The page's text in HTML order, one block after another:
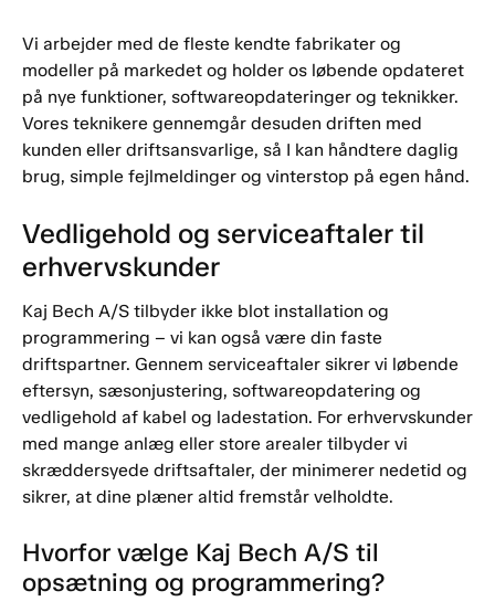
Vi arbejder med de fleste kendte fabrikater og
modeller på markedet og holder os løbende opdateret
på nye funktioner, softwareopdateringer og teknikker.
Vores teknikere gennemgår desuden driften med
kunden eller driftsansvarlige, så I kan håndtere daglig
brug, simple fejlmeldinger og vinterstop på egen hånd.
Vedligehold og serviceaftaler til
erhvervskunder
Kaj Bech A/S tilbyder ikke blot installation og
programmering – vi kan også være din faste
driftspartner. Gennem serviceaftaler sikrer vi løbende
eftersyn, sæsonjustering, softwareopdatering og
vedligehold af kabel og ladestation. For erhvervskunder
med mange anlæg eller store arealer tilbyder vi
skræddersyede driftsaftaler, der minimerer nedetid og
sikrer, at dine plæner altid fremstår velholdte.
Hvorfor vælge Kaj Bech A/S til
opsætning og programmering?